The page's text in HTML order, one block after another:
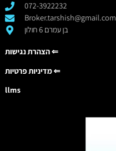
072-3922232
Broker.tarshish@gmail.com
בן עמרם 6 חולון
הצהרת נגישות ⇐
מדיניות פרטיות ⇐
llms